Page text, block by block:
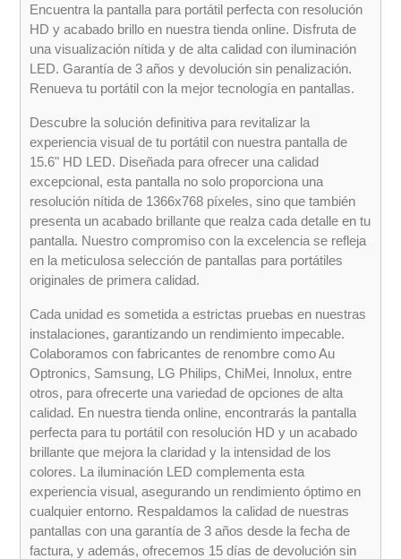
Encuentra la pantalla para portátil perfecta con resolución
HD y acabado brillo en nuestra tienda online. Disfruta de
una visualización nítida y de alta calidad con iluminación
LED. Garantía de 3 años y devolución sin penalización.
Renueva tu portátil con la mejor tecnología en pantallas.
Descubre la solución definitiva para revitalizar la
experiencia visual de tu portátil con nuestra pantalla de
15.6" HD LED. Diseñada para ofrecer una calidad
excepcional, esta pantalla no solo proporciona una
resolución nítida de 1366x768 píxeles, sino que también
presenta un acabado brillante que realza cada detalle en tu
pantalla. Nuestro compromiso con la excelencia se refleja
en la meticulosa selección de pantallas para portátiles
originales de primera calidad.
Cada unidad es sometida a estrictas pruebas en nuestras
instalaciones, garantizando un rendimiento impecable.
Colaboramos con fabricantes de renombre como Au
Optronics, Samsung, LG Philips, ChiMei, Innolux, entre
otros, para ofrecerte una variedad de opciones de alta
calidad. En nuestra tienda online, encontrarás la pantalla
perfecta para tu portátil con resolución HD y un acabado
brillante que mejora la claridad y la intensidad de los
colores. La iluminación LED complementa esta
experiencia visual, asegurando un rendimiento óptimo en
cualquier entorno. Respaldamos la calidad de nuestras
pantallas con una garantía de 3 años desde la fecha de
factura, y además, ofrecemos 15 días de devolución sin